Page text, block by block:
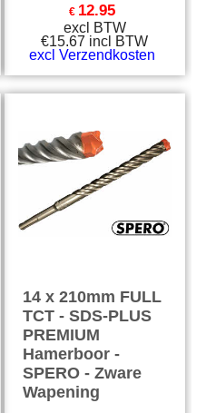
€ 12.95
excl BTW
€15.67 incl BTW
excl Verzendkosten
14 x 210mm FULL
TCT - SDS-PLUS
PREMIUM
Hamerboor -
SPERO - Zware
Wapening